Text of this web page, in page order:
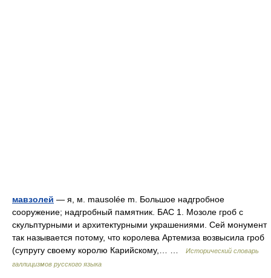
мавзолей — я, м. mausolée m. Большое надгробное
сооружение; надгробный памятник. БАС 1. Мозоле гроб с
скульптурными и архитектурными украшениями. Сей монумент
так называется потому, что королева Артемиза возвысила гроб
(супругу своему королю Карийскому,… …
Исторический словарь
галлицизмов русского языка